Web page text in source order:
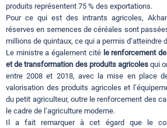
produits représentent 75 % des exportations.
Pour ce qui est des intrants agricoles,
réserves en semences de céréales sont
millions de quintaux, ce qui a permis d’atteindre
Le ministre a également cité le renforcement
et de transformation des produits agricolesqui
entre 2008 et 2018, avec la mise en place
valorisation des produits agricoles et
du petit agriculteur, outre le renforcement des
le cadre de l’agriculture moderne.
Il a fait remarquer à cet égard que le